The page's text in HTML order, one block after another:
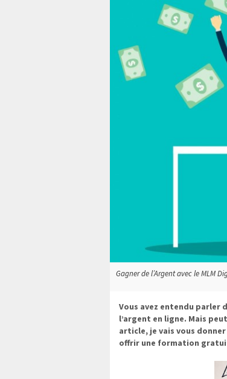
Gagner de l’Argent avec le MLM
Vous avez entendu parler
l’argent en ligne. Mais
article, je vais vous
offrir une formation